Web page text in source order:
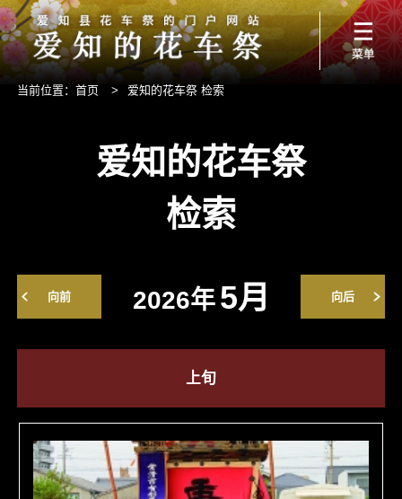
当前位置： 首页 > 爱知的花车祭 检索
爱知的花车祭
检索
向前 向后
2026年 5月
上旬